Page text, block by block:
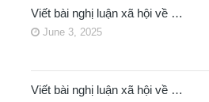
Viết bài nghị luận xã hội về …
June 3, 2025
Viết bài nghị luận xã hội về …